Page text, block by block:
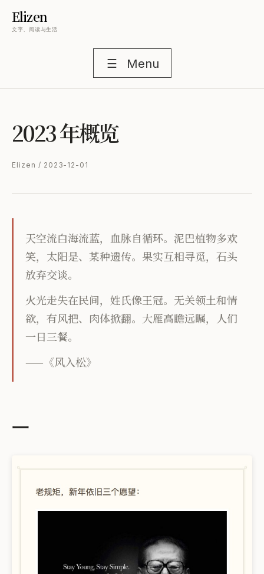
Elizen
文字、阅读与生活
☰ Menu
2023 年概览
Elizen / 2023-12-01
天空流白海流蓝，血脉自循环。泥巴植物多欢
笑，太阳是、某种遗传。果实互相寻觅，石头
放弃交谈。
火光走失在民间，姓氏像王冠。无关领土和情
欲，有风把、肉体掀翻。大雁高瞻远瞩，人们
一日三餐。
——《风入松》
一